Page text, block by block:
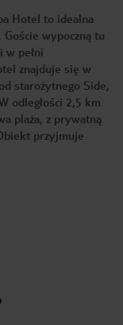
Hotel to idealna
wypoczną tu
w pełni
znajduje się w
starożytnego Side,
odległości 2,5 km
plaża, z prywatną
przyjmuje